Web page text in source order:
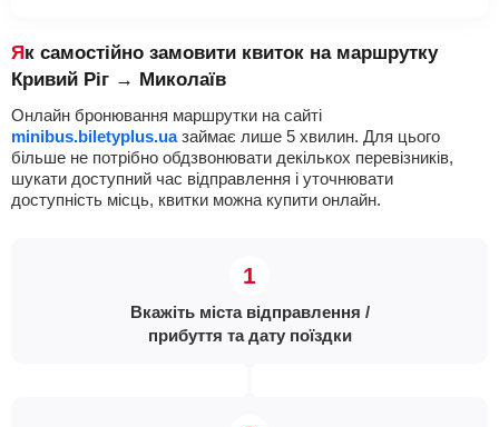
Як самостійно замовити квиток на маршрутку
Кривий Ріг → Миколаїв
Онлайн бронювання маршрутки на сайті
minibus.biletyplus.uaзаймає лише 5 хвилин. Для цього
більше не потрібно обдзвонювати декількох перевізників,
шукати доступний час відправлення і уточнювати
доступність місць, квитки можна купити онлайн.
Вкажіть міста відправлення /
прибуття та дату поїздки